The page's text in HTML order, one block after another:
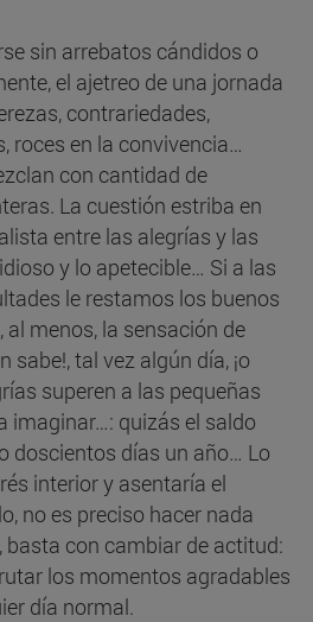
sin arrebatos cándidos o
el ajetreo de una jornada
contrariedades,
roces en la convivencia…
con cantidad de
La cuestión estriba en
entre las alegrías y las
y lo apetecible… Si a las
le restamos los buenos
menos, la sensación de
sabe!, tal vez algún día, ¡o
superen a las pequeñas
imaginar…: quizás el saldo
doscientos días un año… Lo
interior y asentaría el
no es preciso hacer nada
con cambiar de actitud:
los momentos agradables
día normal.